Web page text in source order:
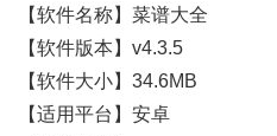
【软件名称】菜谱大全
【软件版本】v4.3.5
️【软件大小】34.6MB
【适用平台】安卓